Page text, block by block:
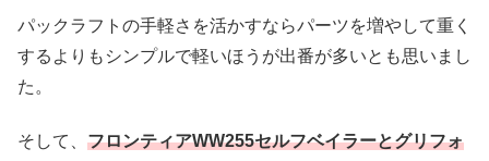
パックラフトの手軽さを活かすならパーツを増やして重く
するよりもシンプルで軽いほうが出番が多いとも思いまし
た。
そして、 フロンティアWW255セルフベイラーとグリフォ